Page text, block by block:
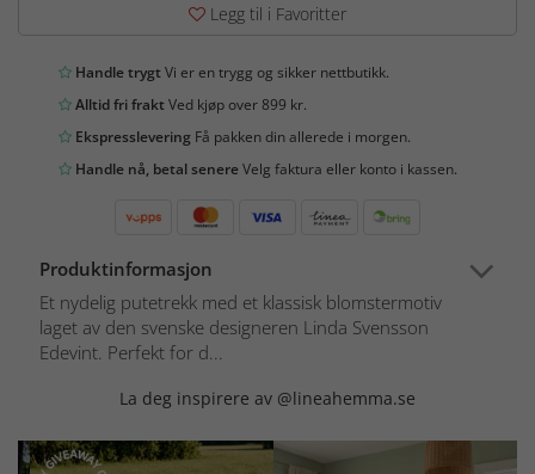
Legg til i Favoritter
Handle trygtVi er en trygg og sikker nettbutikk.
Alltid fri fraktVed kjøp over 899 kr.
Ekspresslevering Få pakken din allerede i morgen.
Handle nå, betal senereVelg faktura eller konto i kassen.
Produktinformasjon
Et nydelig putetrekk med et klassisk blomstermotiv
laget av den svenske designeren Linda Svensson
Edevint. Perfekt for d...
La deg inspirere av @lineahemma.se